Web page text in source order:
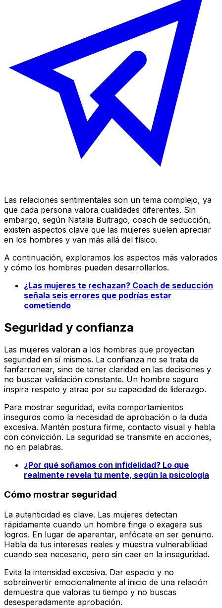
Las relaciones sentimentales son un tema complejo, ya
que cada persona valora cualidades diferentes. Sin
embargo, según Natalia Buitrago, coach de seducción,
existen aspectos clave que las mujeres suelen apreciar
en los hombres y van más allá del físico.
A continuación, exploramos los aspectos más valorados
y cómo los hombres pueden desarrollarlos.
¿Las mujeres te rechazan? Coach de seducción
señala seis errores que podrías estar
cometiendo
Seguridad y confianza
Las mujeres valoran a los hombres que proyectan
seguridad en sí mismos. La confianza no se trata de
fanfarronear, sino de tener claridad en las decisiones y
no buscar validación constante. Un hombre seguro
inspira respeto y atrae por su capacidad de liderazgo.
Para mostrar seguridad, evita comportamientos
inseguros como la necesidad de aprobación o la duda
excesiva. Mantén postura firme, contacto visual y habla
con convicción. La seguridad se transmite en acciones,
no en palabras.
¿Por qué soñamos con infidelidad? Lo que
realmente revela tu mente, según la psicología
Cómo mostrar seguridad
La autenticidad es clave. Las mujeres detectan
rápidamente cuando un hombre finge o exagera sus
logros. En lugar de aparentar, enfócate en ser genuino.
Habla de tus intereses reales y muestra vulnerabilidad
cuando sea necesario, pero sin caer en la inseguridad.
Evita la intensidad excesiva. Dar espacio y no
sobreinvertir emocionalmente al inicio de una relación
demuestra que valoras tu tiempo y no buscas
desesperadamente aprobación.